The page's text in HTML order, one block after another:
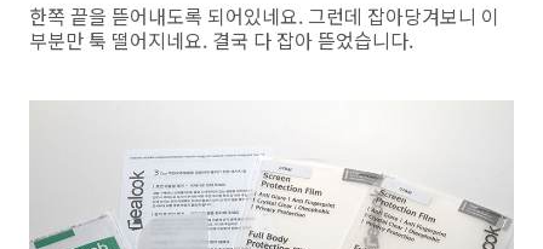
한쪽 끝을 뜯어내도록 되어있네요. 그런데 잡아당겨보니 이
부분만 툭 떨어지네요. 결국 다 잡아 뜯었습니다.